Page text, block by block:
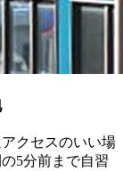
クセスのいい場
5分前まで自習